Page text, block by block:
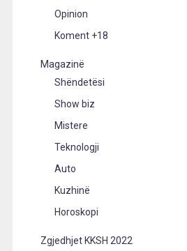
Opinion
Koment +18
Magazinë
Shëndetësi
Show biz
Mistere
Teknologji
Auto
Kuzhinë
Horoskopi
Zgjedhjet KKSH 2022